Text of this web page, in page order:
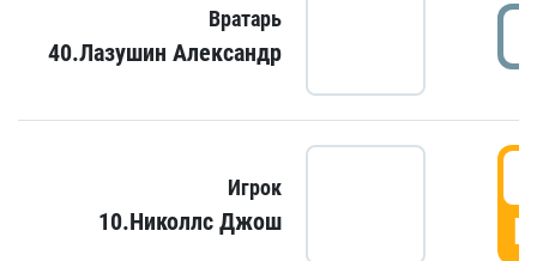
Вратарь
40.Лазушин Александр
Игрок
10.Николлс Джош